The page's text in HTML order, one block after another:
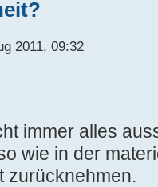
2011, 09:32
immer alles
wie in der
zurücknehmen.